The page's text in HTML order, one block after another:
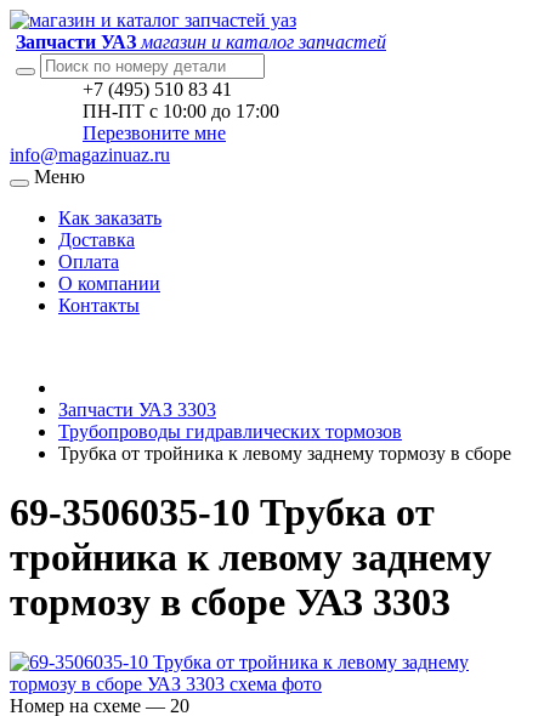
Запчасти УАЗ магазин и каталог запчастей
+7 (495) 510 83 41
ПН-ПТ с 10:00 до 17:00
Перезвоните мне
info@magazinuaz.ru
Меню
Как заказать
Доставка
Оплата
О компании
Контакты
Запчасти УАЗ 3303
Трубопроводы гидравлических тормозов
Трубка от тройника к левому заднему тормозу в сборе
69-3506035-10 Трубка от
тройника к левому заднему
тормозу в сборе УАЗ 3303
Номер на схеме — 20